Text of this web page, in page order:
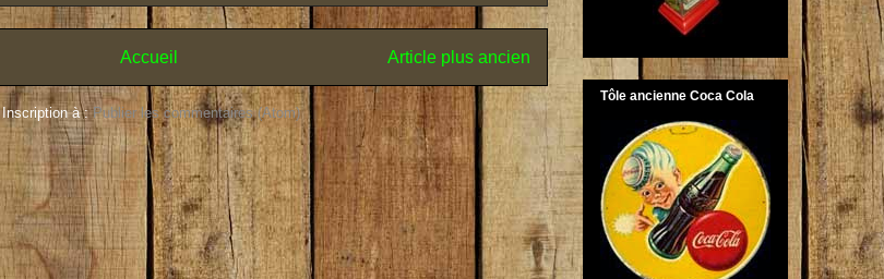
Article plus ancien
Accueil
Inscription à :Publier les commentaires (Atom)
Tôle ancienne Coca Cola